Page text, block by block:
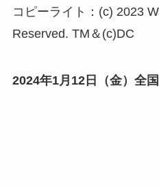
コピーライト：(c) 2023
Reserved. TM＆(c)DC
2024年1月12日（金）全